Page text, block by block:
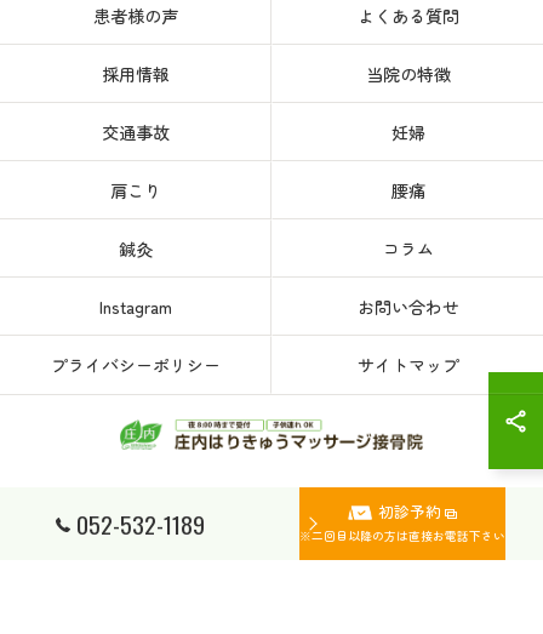
052-532-1189 初診予約
※二回目以降の方は直接お電話下さい
患者様の声 よくある質問
採用情報 当院の特徴
交通事故 妊婦
肩こり 腰痛
鍼灸 コラム
Instagram お問い合わせ
プライバシーポリシー サイトマップ
© 2026 愛知県、名古屋市西区の接骨院なら庄内はりきゅうマッサージ接骨院 ALL
RIGHTS RESERVED.